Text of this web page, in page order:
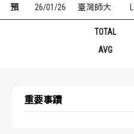
預 26/01/26 臺灣師大
TOTAL
AVG
重要事蹟